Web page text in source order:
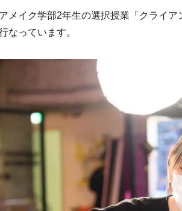
メイク学部2年生の選択授業「クライ
なっています。